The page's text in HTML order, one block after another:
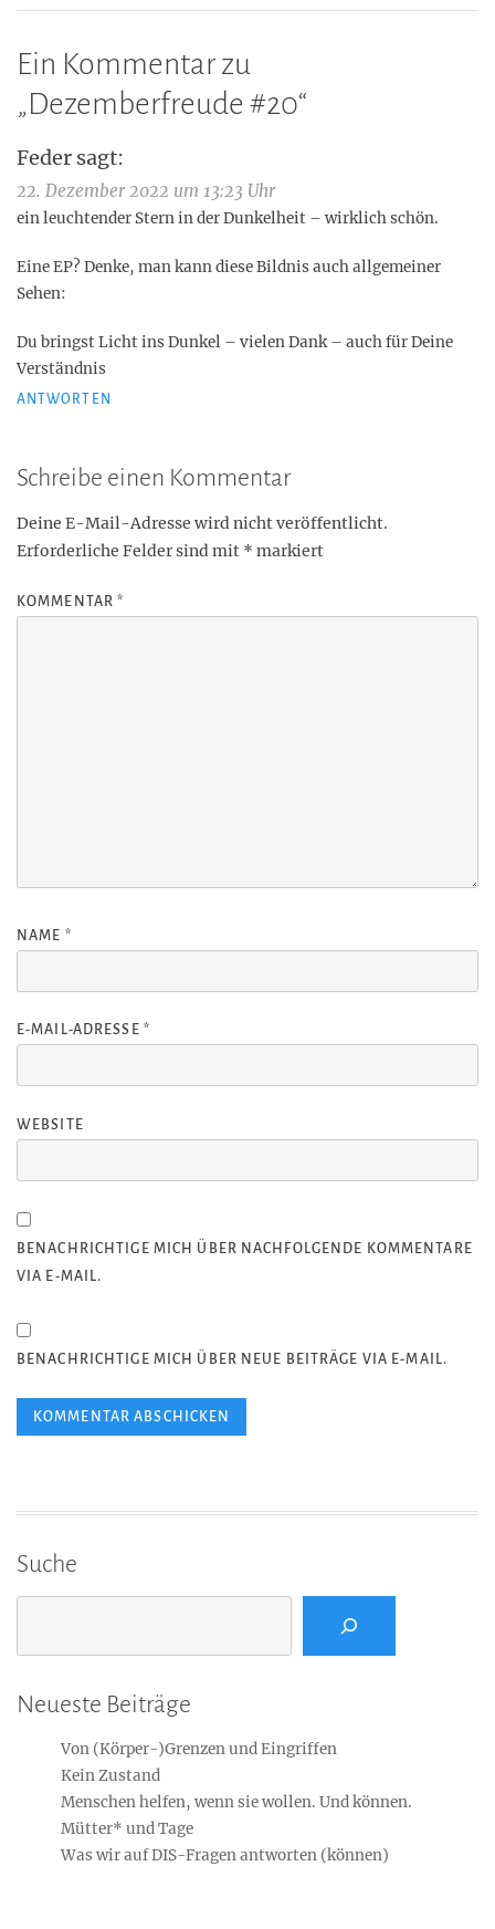
Ein Kommentar zu
„Dezemberfreude #20“
Feder sagt:
22. Dezember 2022 um 13:23 Uhr
ein leuchtender Stern in der Dunkelheit – wirklich schön.
Eine EP? Denke, man kann diese Bildnis auch allgemeiner
Sehen:
Du bringst Licht ins Dunkel – vielen Dank – auch für Deine
Verständnis
ANTWORTEN
Schreibe einen Kommentar
Deine E-Mail-Adresse wird nicht veröffentlicht.
Erforderliche Felder sind mit * markiert
KOMMENTAR*
NAME *
E-MAIL-ADRESSE *
WEBSITE
BENACHRICHTIGE MICH ÜBER NACHFOLGENDE KOMMENTARE
VIA E-MAIL.
BENACHRICHTIGE MICH ÜBER NEUE BEITRÄGE VIA E-MAIL.
Suche
Neueste Beiträge
Von (Körper-)Grenzen und Eingriffen
Kein Zustand
Menschen helfen, wenn sie wollen. Und können.
Mütter* und Tage
Was wir auf DIS-Fragen antworten (können)